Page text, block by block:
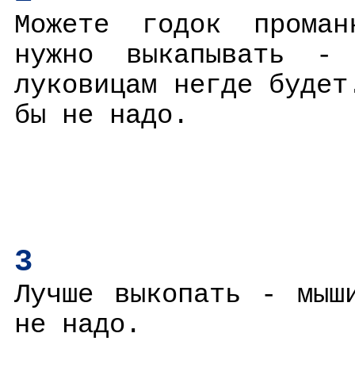
Можете годок
нужно выкапывать
луковицам негде
бы не надо.
3
Лучше выкопать -
не надо.